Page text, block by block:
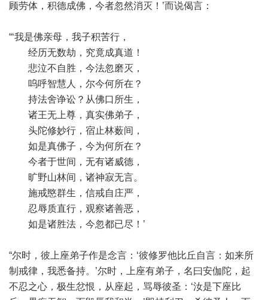
顾劳体，积德成佛，今者忽然消灭！’而说偈言：
“‘我是佛亲母，我子积苦行，
经历无数劫，究竟成真道！
悲泣不自胜，今法忽磨灭，
呜呼智慧人，尔今何所在？
持法舍诤讼？从佛口所生，
诸王无上尊，真实佛弟子，
头陀修妙行，宿止林薮间，
如是真佛子，今为何所在？
今者于世间，无有诸威德，
旷野山林间，诸神寂无言。
施戒愍群生，信戒自庄严，
忍辱质直行，观察诸善恶，
如是诸胜法，今忽都已尽！’
“尔时，彼上座弟子作是念言：‘彼修罗他比丘自言：如来所
制戒律，我悉备持。’尔时，上座有弟子，名曰安伽陀，起
不忍之心，极生忿恨，从座起，骂辱彼圣：‘汝是下座比